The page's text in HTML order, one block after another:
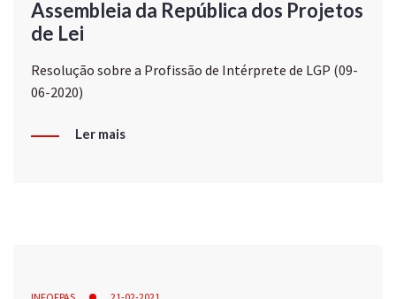
Assembleia da República dos Projetos
de Lei
Resolução sobre a Profissão de Intérprete de LGP (09-
06-2020)
Ler mais